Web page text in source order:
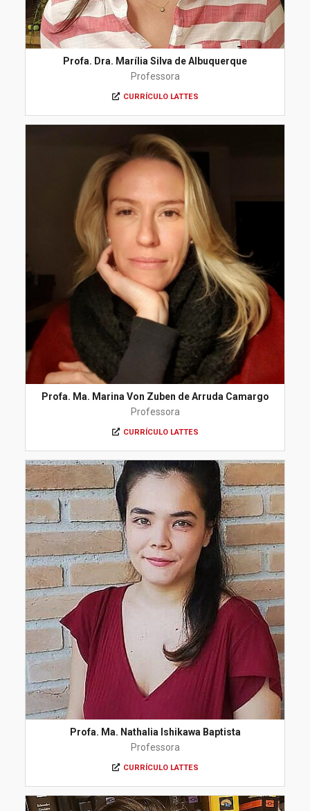
Profa. Dra. Marília Silva de Albuquerque
Professora
CURRÍCULO LATTES
Profa. Ma. Marina Von Zuben de Arruda Camargo
Professora
CURRÍCULO LATTES
Profa. Ma. Nathalia Ishikawa Baptista
Professora
CURRÍCULO LATTES